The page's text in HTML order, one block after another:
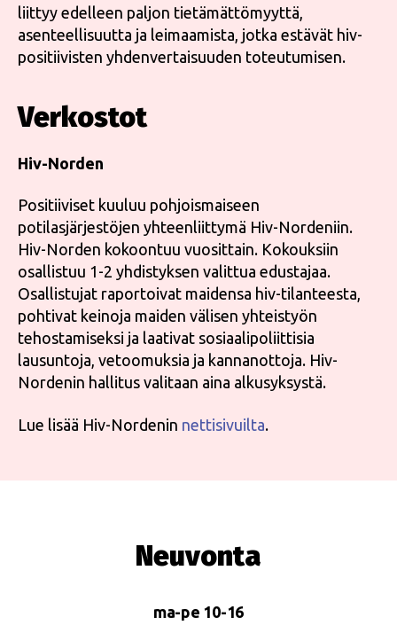
liittyy edelleen paljon tietämättömyyttä,
asenteellisuutta ja leimaamista, jotka estävät hiv-
positiivisten yhdenvertaisuuden toteutumisen.
Verkostot
Hiv-Norden
Positiiviset kuuluu pohjoismaiseen
potilasjärjestöjen yhteenliittymä Hiv-Nordeniin.
Hiv-Norden kokoontuu vuosittain. Kokouksiin
osallistuu 1-2 yhdistyksen valittua edustajaa.
Osallistujat raportoivat maidensa hiv-tilanteesta,
pohtivat keinoja maiden välisen yhteistyön
tehostamiseksi ja laativat sosiaalipoliittisia
lausuntoja, vetoomuksia ja kannanottoja. Hiv-
Nordenin hallitus valitaan aina alkusyksystä.
Lue lisää Hiv-Nordenin nettisivuilta.
Neuvonta
ma-pe 10-16